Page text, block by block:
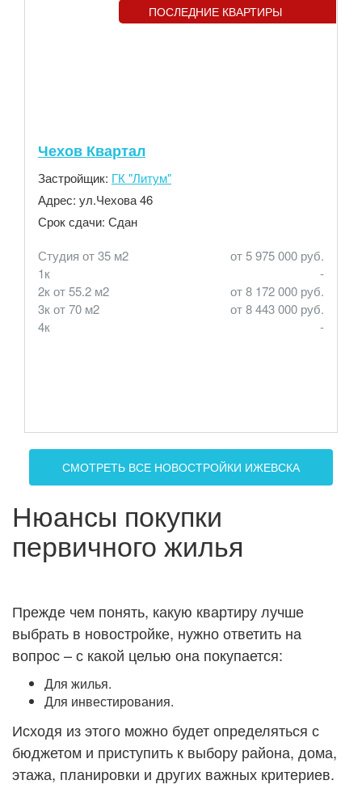
ПОСЛЕДНИЕ КВАРТИРЫ
Чехов Квартал
Застройщик: ГК "Литум"
Адрес: ул.Чехова 46
Срок сдачи: Сдан
Студия от 35 м2
от 5 975 000 руб.
1к
-
2к от 55.2 м2
от 8 172 000 руб.
3к от 70 м2
от 8 443 000 руб.
4к
-
СМОТРЕТЬ ВСЕ НОВОСТРОЙКИ ИЖЕВСКА
Нюансы покупки
первичного жилья
Прежде чем понять, какую квартиру лучше
выбрать в новостройке, нужно ответить на
вопрос – с какой целью она покупается:
Для жилья.
Для инвестирования.
Исходя из этого можно будет определяться с
бюджетом и приступить к выбору района, дома,
этажа, планировки и других важных критериев.